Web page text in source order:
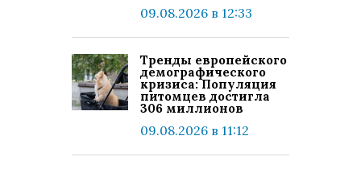
09.08.2026 в 12:33
Тренды европейского
демографического
кризиса: Популяция
питомцев достигла
306 миллионов
09.08.2026 в 11:12